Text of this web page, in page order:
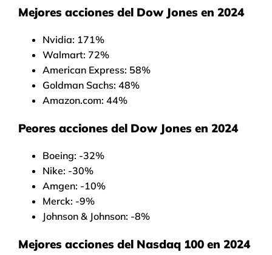
Mejores acciones del Dow Jones en 2024
Nvidia: 171%
Walmart: 72%
American Express: 58%
Goldman Sachs: 48%
Amazon.com: 44%
Peores acciones del Dow Jones en 2024
Boeing: -32%
Nike: -30%
Amgen: -10%
Merck: -9%
Johnson & Johnson: -8%
Mejores acciones del Nasdaq 100 en 2024